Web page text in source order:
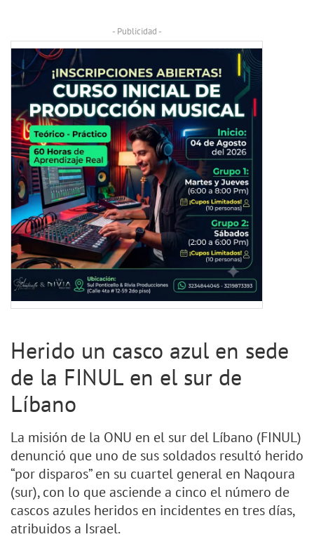
- Publicidad -
Herido un casco azul en sede
de la FINUL en el sur de
Líbano
La misión de la ONU en el sur del Líbano (FINUL)
denunció que uno de sus soldados resultó herido
“por disparos” en su cuartel general en Naqoura
(sur), con lo que asciende a cinco el número de
cascos azules heridos en incidentes en tres días,
atribuidos a Israel.